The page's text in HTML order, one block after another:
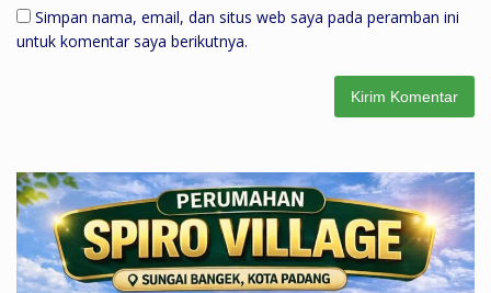
Simpan nama, email, dan situs web saya pada peramban ini
untuk komentar saya berikutnya.